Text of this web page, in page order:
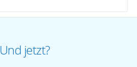
Und jetzt?